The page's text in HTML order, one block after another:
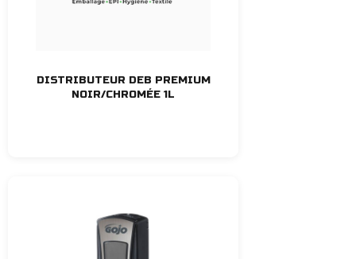
DISTRIBUTEUR DEB PREMIUM
NOIR/CHROMÉE 1L